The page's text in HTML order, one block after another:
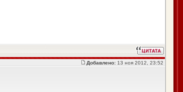
Добавлено: 13 ноя 2012, 23:52